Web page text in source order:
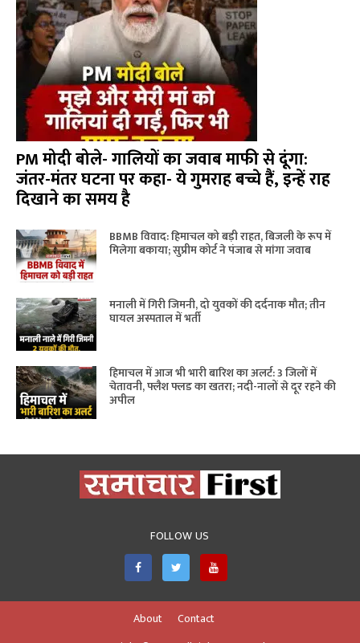
PM मोदी बोले- गालियों का जवाब माफी से दूंगा:
जंतर-मंतर घटना पर कहा- ये गुमराह बच्चे हैं, इन्हें राह
दिखाने का समय है
BBMB विवाद: हिमाचल को बड़ी राहत, बिजली के रूप में
मिलेगा बकाया; सुप्रीम कोर्ट ने पंजाब से मांगा जवाब
मनाली में गिरी जिमनी, दो युवकों की दर्दनाक मौत; तीन
घायल अस्पताल में भर्ती
हिमाचल में आज भी भारी बारिश का अलर्ट: 3 जिलों में
चेतावनी, फ्लैश फ्लड का खतरा; नदी-नालों से दूर रहने की
अपील
FOLLOW US
About
Contact